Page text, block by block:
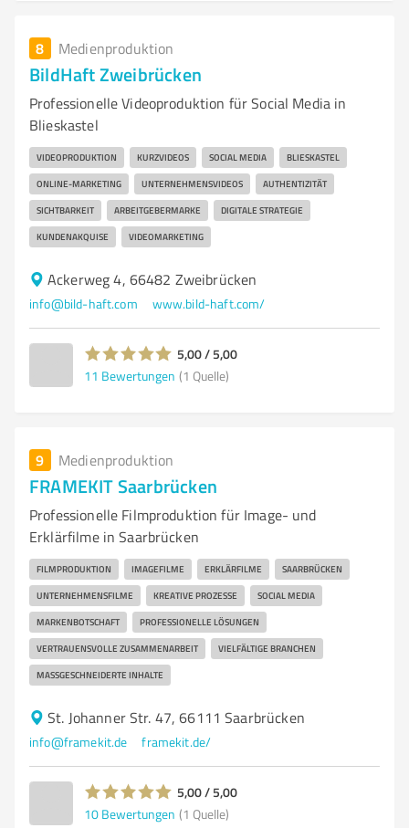
8 Medienproduktion
BildHaft Zweibrücken
Professionelle Videoproduktion für Social Media in
Blieskastel
VIDEOPRODUKTION KURZVIDEOS SOCIAL MEDIA BLIESKASTEL
ONLINE-MARKETING UNTERNEHMENSVIDEOS AUTHENTIZITÄT
SICHTBARKEIT ARBEITGEBERMARKE DIGITALE STRATEGIE
KUNDENAKQUISE VIDEOMARKETING
Ackerweg 4, 66482 Zweibrücken
info@bild-haft.com www.bild-haft.com/
5,00 / 5,00
11 Bewertungen (1 Quelle)
9 Medienproduktion
FRAMEKIT Saarbrücken
Professionelle Filmproduktion für Image- und
Erklärfilme in Saarbrücken
FILMPRODUKTION IMAGEFILME ERKLÄRFILME SAARBRÜCKEN
UNTERNEHMENSFILME KREATIVE PROZESSE SOCIAL MEDIA
MARKENBOTSCHAFT PROFESSIONELLE LÖSUNGEN
VERTRAUENSVOLLE ZUSAMMENARBEIT VIELFÄLTIGE BRANCHEN
MASSGESCHNEIDERTE INHALTE
St. Johanner Str. 47, 66111 Saarbrücken
info@framekit.de framekit.de/
5,00 / 5,00
10 Bewertungen (1 Quelle)